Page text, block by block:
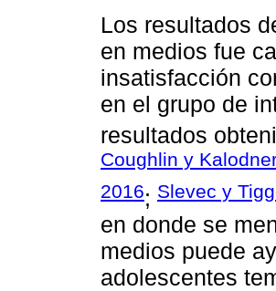
Los resultados
en medios fue
insatisfacción
en el grupo de
resultados
Coughlin y
2016; Slevec y
en donde se
medios puede
adolescentes